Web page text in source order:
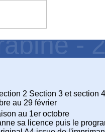
-
2 Section 3 et section
au 29 février
au 1er octobre
sa licence puis le